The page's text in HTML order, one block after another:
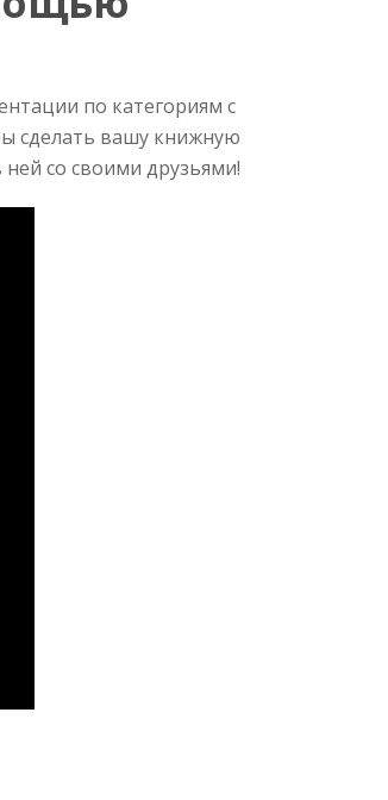
по категориям с
сделать вашу книжную
со своими друзьями!